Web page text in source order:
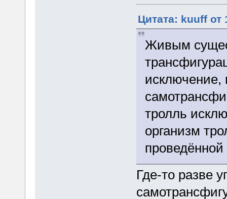
Цитата: kuuff от
Живым
исключение,
тролль
организм
Где-то разве